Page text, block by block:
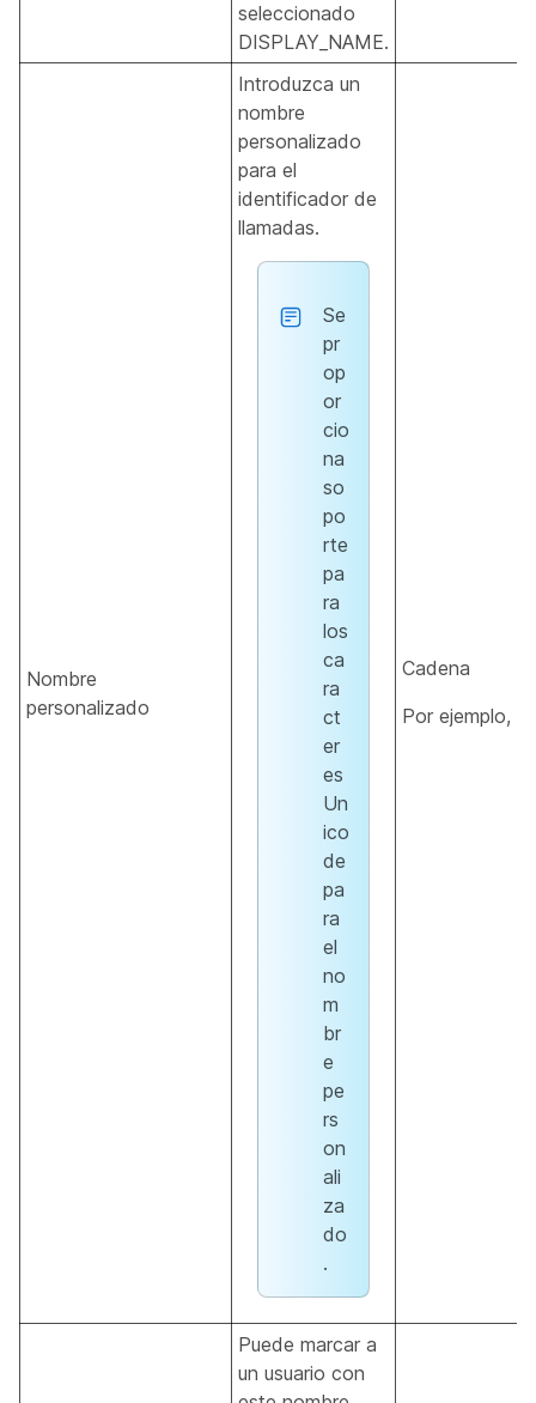
seleccionado
DISPLAY_NAME.
Nombre
personalizado
Introduzca un
nombre
personalizado
para el
identificador de
llamadas.
Se
pr
op
or
cio
na
so
po
rte
pa
ra
los
ca
ra
ct
er
es
Un
ico
de
pa
ra
el
no
m
br
e
pe
rs
on
ali
za
do
.
Cadena
Por ejemplo,
Puede marcar a
un usuario con